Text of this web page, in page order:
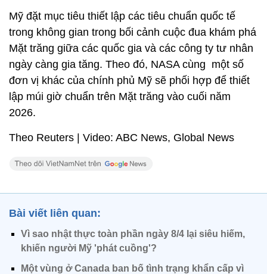
Mỹ đặt mục tiêu thiết lập các tiêu chuẩn quốc tế
trong không gian trong bối cảnh cuộc đua khám phá
Mặt trăng giữa các quốc gia và các công ty tư nhân
ngày càng gia tăng. Theo đó, NASA cùng một số
đơn vị khác của chính phủ Mỹ sẽ phối hợp để thiết
lập múi giờ chuẩn trên Mặt trăng vào cuối năm
2026.
Theo Reuters | Video: ABC News, Global News
Bài viết liên quan:
Vì sao nhật thực toàn phần ngày 8/4 lại siêu hiếm,
khiến người Mỹ 'phát cuồng'?
Một vùng ở Canada ban bố tình trạng khẩn cấp vì